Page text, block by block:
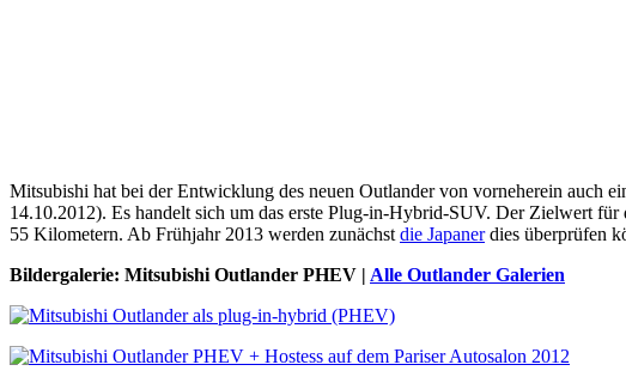
Mitsubishi hat bei der Entwicklung des neuen Outlander von vorneherein auch
14.10.2012). Es handelt sich um das erste Plug-in-Hybrid-SUV. Der Zielwert
55 Kilometern. Ab Frühjahr 2013 werden zunächst die Japanerdies überprüfen
Bildergalerie: Mitsubishi Outlander PHEV | Alle Outlander Galerien